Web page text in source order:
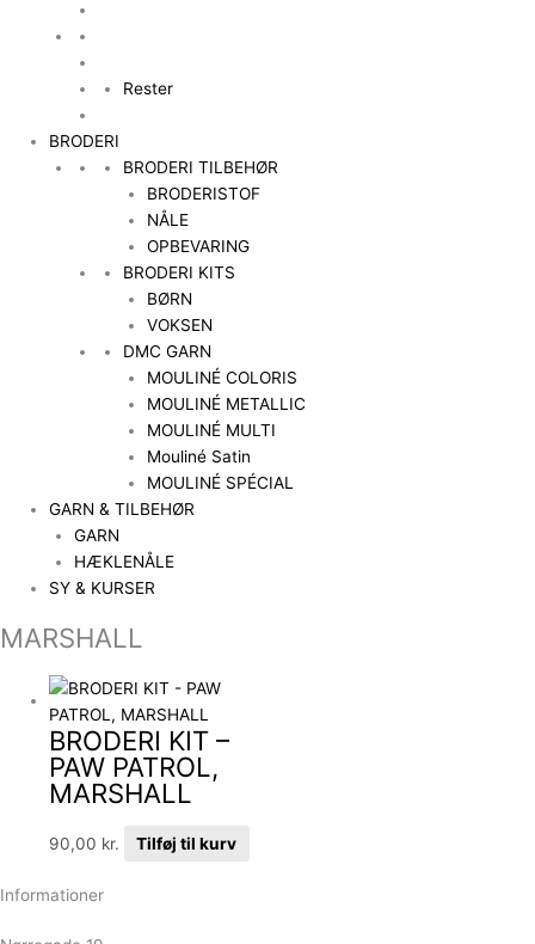
Rester
BRODERI
BRODERI TILBEHØR
BRODERISTOF
NÅLE
OPBEVARING
BRODERI KITS
BØRN
VOKSEN
DMC GARN
MOULINÉ COLORIS
MOULINÉ METALLIC
MOULINÉ MULTI
Mouliné Satin
MOULINÉ SPÉCIAL
GARN & TILBEHØR
GARN
HÆKLENÅLE
SY & KURSER
MARSHALL
BRODERI KIT –
PAW PATROL,
MARSHALL
90,00 kr. Tilføj til kurv
Informationer